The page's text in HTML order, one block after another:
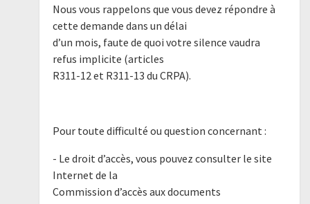
Nous vous rappelons que vous devez répondre à
cette demande dans un délai
d’un mois, faute de quoi votre silence vaudra
refus implicite (articles
R311-12 et R311-13 du CRPA).
Pour toute difficulté ou question concernant :
- Le droit d’accès, vous pouvez consulter le site
Internet de la
Commission d’accès aux documents